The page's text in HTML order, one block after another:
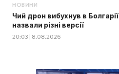
НОВИНИ
Чий дрон вибухнув в
назвали різні версії
20:03 | 8.08.2026